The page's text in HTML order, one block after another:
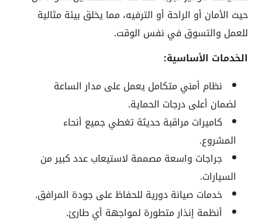
حيث الأمان أو الراحة أو الترفيه، مما يخلق بيئة مثالية
للعمل والتسوق في نفس الوقت.
الخدمات الأساسية:
نظام أمني متكامل يعمل على مدار الساعة
لضمان أعلى درجات الحماية.
كاميرات مراقبة حديثة تغطي جميع أنحاء
المشروع.
جراجات واسعة مصممة لاستيعاب عدد كبير من
السيارات.
خدمات صيانة دورية للحفاظ على جودة المرافق.
أنظمة إنذار متطورة لمواجهة أي طارئ.